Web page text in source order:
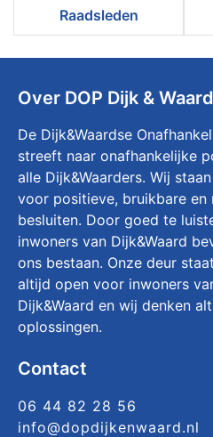
Raadsleden
Over DOP Dijk & Waard
De Dijk&Waardse
streeft naar onafhankelijke
alle Dijk&Waarders. Wij
voor positieve, bruikbare en
besluiten. Door goed te
inwoners van Dijk&Waard
ons bestaan. Onze deur
altijd open voor inwoners
Dijk&Waard en wij denken
oplossingen.
Contact
06 44 82 28 56
info@dopdijkenwaard.nl